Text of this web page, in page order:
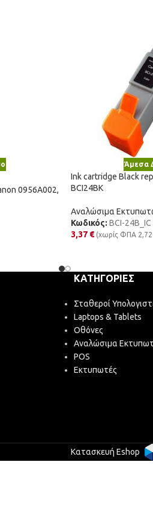
0956A002,
Άμεσα
Ink cartridge Black
BCI24BK
Αναλώσιμα
Κωδικός: BCI-24B_IC
3,37 € (χωρίς ΦΠΑ 2,72
ΚΑΤΗΓΟΡΊΕΣ
Σταθεροί
Laptops & Tablets
Οθόνες
Αναλώσιμα
POS
Εκτυπωτές
Κατασκευή Eshop